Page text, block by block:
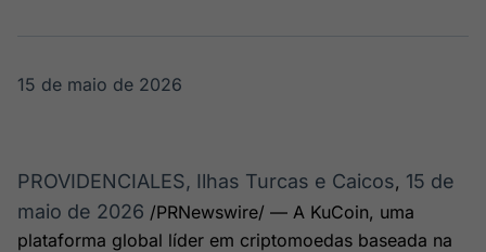
Crédito
Em breve
15 de maio de 2026
PROVIDENCIALES, Ilhas Turcas e Caicos, 15 de
maio de 2026 /PRNewswire/ — A KuCoin, uma
plataforma global líder em criptomoedas baseada na